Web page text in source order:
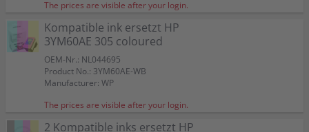
The prices are visible after your login.
Kompatible ink ersetzt HP
3YM60AE 305 coloured
OEM-Nr.: NL044695
Product No.: 3YM60AE-WB
Manufacturer: WP
The prices are visible after your login.
2 Kompatible inks ersetzt HP